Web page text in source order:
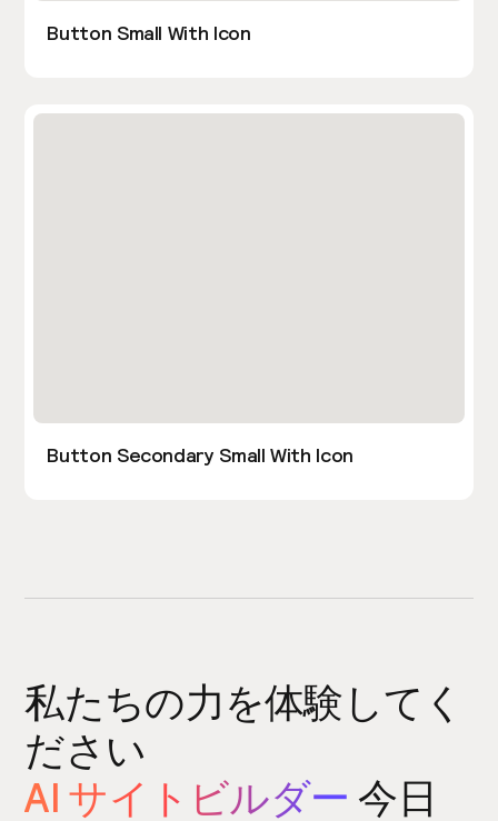
Button Small With Icon
Button Secondary Small With Icon
私たちの力を体験してく
ださい
AI サイトビルダー 今日